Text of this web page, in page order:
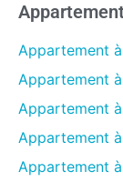
Appartement
Appartement
Appartement
Appartement
Appartement